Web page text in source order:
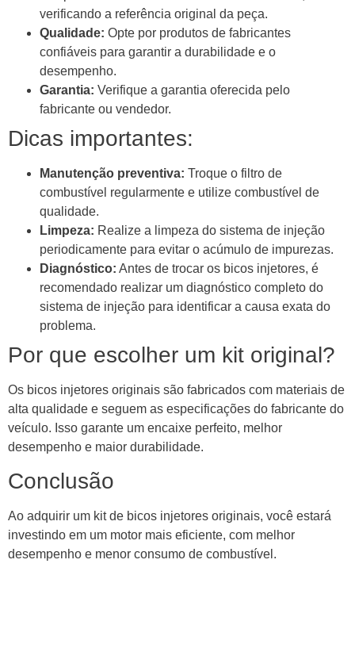
verificando a referência original da peça.
Qualidade: Opte por produtos de fabricantes
confiáveis para garantir a durabilidade e o
desempenho.
Garantia: Verifique a garantia oferecida pelo
fabricante ou vendedor.
Dicas importantes:
Manutenção preventiva: Troque o filtro de
combustível regularmente e utilize combustível de
qualidade.
Limpeza: Realize a limpeza do sistema de injeção
periodicamente para evitar o acúmulo de impurezas.
Diagnóstico: Antes de trocar os bicos injetores, é
recomendado realizar um diagnóstico completo do
sistema de injeção para identificar a causa exata do
problema.
Por que escolher um kit original?
Os bicos injetores originais são fabricados com materiais de
alta qualidade e seguem as especificações do fabricante do
veículo. Isso garante um encaixe perfeito, melhor
desempenho e maior durabilidade.
Conclusão
Ao adquirir um kit de bicos injetores originais, você estará
investindo em um motor mais eficiente, com melhor
desempenho e menor consumo de combustível.